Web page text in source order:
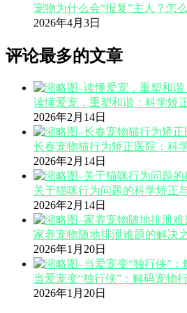
宠物为什么会“报复”主人？怎
2026年4月3日
评论最多的文章
读懂爱宠，重塑和谐：科学矫
2026年2月14日
长春宠物猫行为矫正医院：科
2026年2月14日
关于猫咪行为问题的科学矫正
2026年2月14日
家养宠物随地排泄难题的解决
2026年1月20日
当爱宠变“独行侠”：解码宠物
2026年1月20日